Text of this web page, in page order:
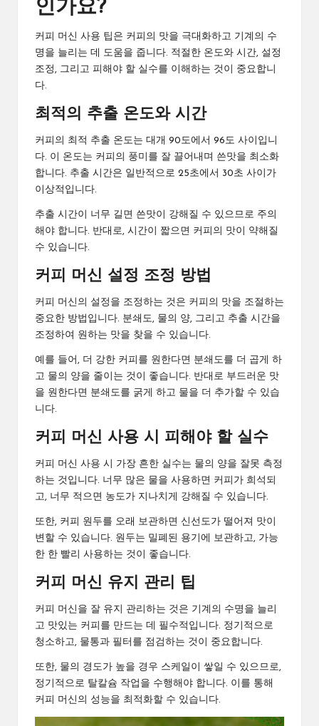
인가요?
커피 머신 사용 팁은 커피의 맛을 극대화하고 기계의 수
명을 늘리는 데 도움을 줍니다. 적절한 온도와 시간, 설정
조정, 그리고 피해야 할 실수를 이해하는 것이 중요합니
다.
최적의 추출 온도와 시간
커피의 최적 추출 온도는 대개 90도에서 96도 사이입니
다. 이 온도는 커피의 풍미를 잘 끌어내며 쓴맛을 최소화
합니다. 추출 시간은 일반적으로 25초에서 30초 사이가
이상적입니다.
추출 시간이 너무 길면 쓴맛이 강해질 수 있으므로 주의
해야 합니다. 반대로, 시간이 짧으면 커피의 맛이 약해질
수 있습니다.
커피 머신 설정 조정 방법
커피 머신의 설정을 조정하는 것은 커피의 맛을 조절하는
중요한 방법입니다. 분쇄도, 물의 양, 그리고 추출 시간을
조정하여 원하는 맛을 찾을 수 있습니다.
예를 들어, 더 강한 커피를 원한다면 분쇄도를 더 곱게 하
고 물의 양을 줄이는 것이 좋습니다. 반대로 부드러운 맛
을 원한다면 분쇄도를 굵게 하고 물을 더 추가할 수 있습
니다.
커피 머신 사용 시 피해야 할 실수
커피 머신 사용 시 가장 흔한 실수는 물의 양을 잘못 측정
하는 것입니다. 너무 많은 물을 사용하면 커피가 희석되
고, 너무 적으면 농도가 지나치게 강해질 수 있습니다.
또한, 커피 원두를 오래 보관하면 신선도가 떨어져 맛이
변할 수 있습니다. 원두는 밀폐된 용기에 보관하고, 가능
한 한 빨리 사용하는 것이 좋습니다.
커피 머신 유지 관리 팁
커피 머신을 잘 유지 관리하는 것은 기계의 수명을 늘리
고 맛있는 커피를 만드는 데 필수적입니다. 정기적으로
청소하고, 물통과 필터를 점검하는 것이 중요합니다.
또한, 물의 경도가 높을 경우 스케일이 쌓일 수 있으므로,
정기적으로 탈칼슘 작업을 수행해야 합니다. 이를 통해
커피 머신의 성능을 최적화할 수 있습니다.